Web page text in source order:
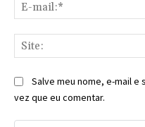
Salve meu nome, e-mail
vez que eu comentar.